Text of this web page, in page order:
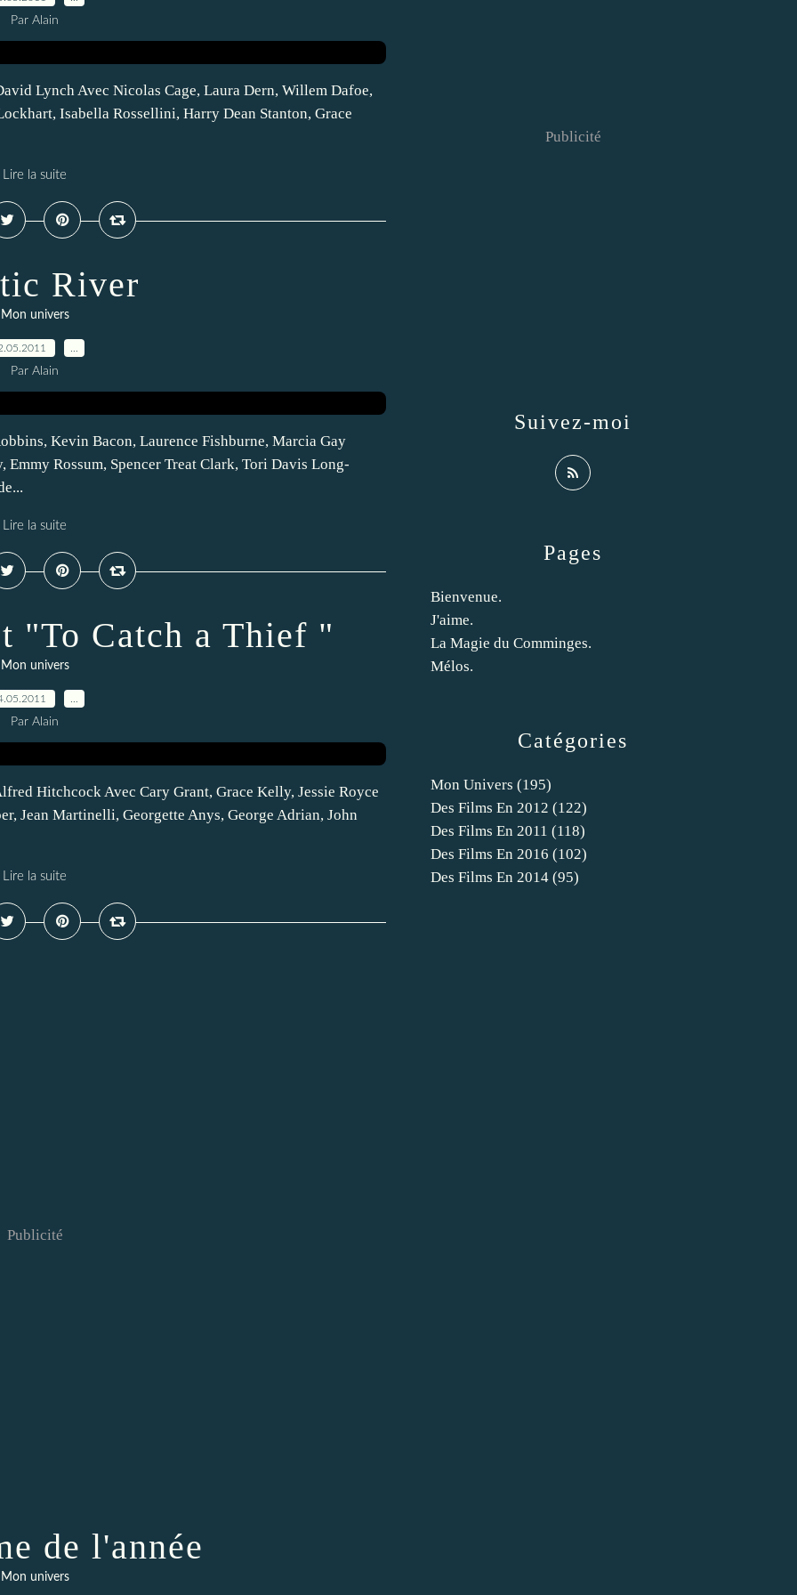
Par Alain
Lynch Avec Nicolas Cage, Laura Dern, Willem Dafoe,
Isabella Rossellini, Harry Dean Stanton, Grace
Lire la suite
River
Mon univers
Par Alain
Kevin Bacon, Laurence Fishburne, Marcia Gay
Rossum, Spencer Treat Clark, Tori Davis Long-
Lire la suite
"To Catch a Thief "
Mon univers
Par Alain
Hitchcock Avec Cary Grant, Grace Kelly, Jessie Royce
Jean Martinelli, Georgette Anys, George Adrian, John
Lire la suite
Publicité
de l'année
Mon univers
Catégories
Mon Univers (195)
Des Films En 2012 (122)
Des Films En 2011 (118)
Des Films En 2016 (102)
Des Films En 2014 (95)
Pages
Bienvenue.
J'aime.
La Magie du Comminges.
Mélos.
Suivez-moi
Publicité